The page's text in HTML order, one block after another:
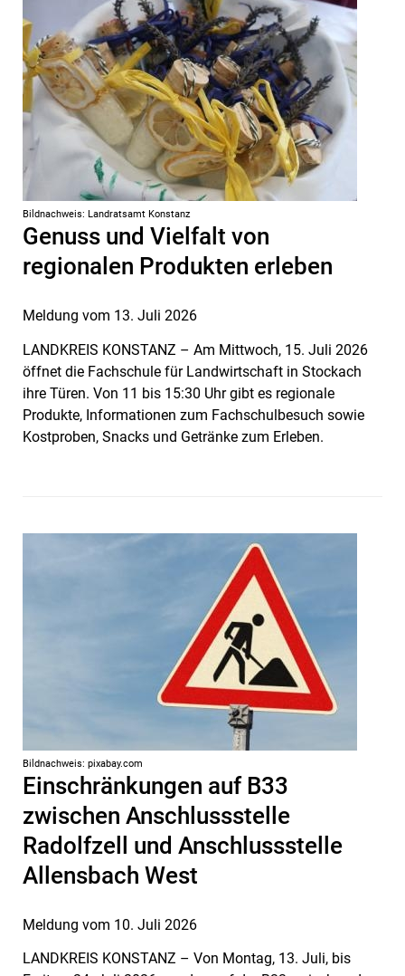
Bildnachweis: Landratsamt Konstanz
Meldung vom 13. Juli 2026
Genuss und Vielfalt von
regionalen Produkten erleben
LANDKREIS KONSTANZ – Am Mittwoch, 15. Juli 2026
öffnet die Fachschule für Landwirtschaft in Stockach
ihre Türen. Von 11 bis 15:30 Uhr gibt es regionale
Produkte, Informationen zum Fachschulbesuch sowie
Kost­proben, Snacks und Getränke zum Erleben.
Bildnachweis: pixabay.com
Meldung vom 10. Juli 2026
Einschränkungen auf B33
zwischen Anschlussstelle
Radolfzell und Anschlussstelle
Allensbach West
LANDKREIS KONSTANZ – Von Montag, 13. Juli, bis